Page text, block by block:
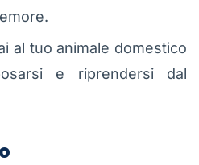
al tuo animale domestico
e riprendersi dal